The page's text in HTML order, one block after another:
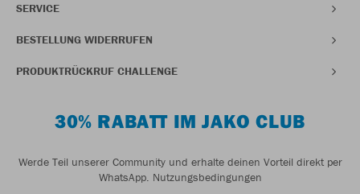
SERVICE
BESTELLUNG WIDERRUFEN
PRODUKTRÜCKRUF CHALLENGE
30% RABATT IM JAKO CLUB
Werde Teil unserer Community und erhalte deinen Vorteil direkt per
WhatsApp. Nutzungsbedingungen